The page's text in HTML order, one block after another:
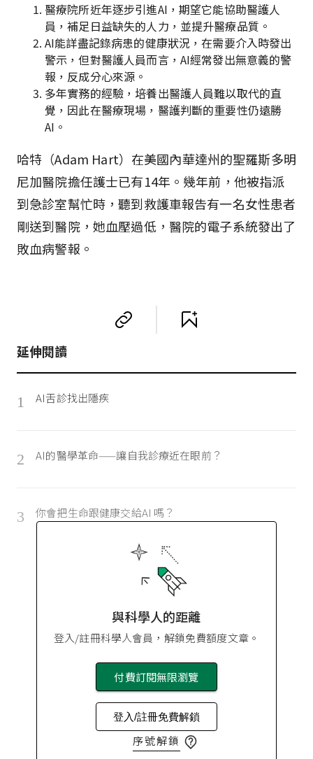
醫療院所近年逐步引進AI，期望它能協助醫護人
員，補足日益缺失的人力，並提升醫療品質。
AI能詳盡記錄病患的健康狀況，在需要介入時發出
警示，但對醫護人員而言，AI經常發出無意義的警
報，反成分心來源。
多年實務的經驗，培養出醫護人員難以取代的直
覺，因此在醫療現場，醫護判斷的重要性仍遠勝
AI。
哈特（Adam Hart）在美國內華達州的聖羅斯多明
尼加醫院擔任護士已有14年。幾年前，他被指派
到急診室幫忙時，聽到救護車報告有一名女性患者
剛送到醫院，她血壓過低，醫院的電子系統發出了
敗血病警報。
延伸閱讀
1 AI舌診找出隱疾
2 AI的醫學革命——讓自我診療近在眼前？
3 你會把生命跟健康交給AI 嗎？
與科學人的距離
登入/註冊科學人會員，解鎖免費額度文章。
付費訂閱無限瀏覽
登入/註冊免費解鎖
序號解鎖